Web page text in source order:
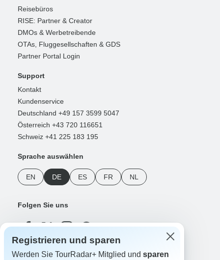
Reisebüros
RISE: Partner & Creator
DMOs & Werbetreibende
OTAs, Fluggesellschaften & GDS
Partner Portal Login
Support
Kontakt
Kundenservice
Deutschland +49 157 3599 5047
Österreich +43 720 116651
Schweiz +41 225 183 195
Sprache auswählen
EN DE ES FR NL
Folgen Sie uns
Zahlungsmethoden
Registrieren und sparen
Werden Sie TourRadar+ Mitglied und sparen